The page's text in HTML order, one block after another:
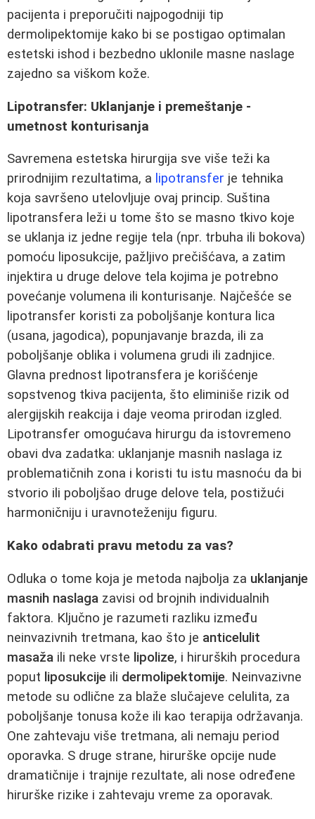
pacijenta i preporučiti najpogodniji tip
dermolipektomije kako bi se postigao optimalan
estetski ishod i bezbedno uklonile masne naslage
zajedno sa viškom kože.
Lipotransfer: Uklanjanje i premeštanje -
umetnost konturisanja
Savremena estetska hirurgija sve više teži ka
prirodnijim rezultatima, a lipotransfer je tehnika
koja savršeno utelovljuje ovaj princip. Suština
lipotransfera leži u tome što se masno tkivo koje
se uklanja iz jedne regije tela (npr. trbuha ili bokova)
pomoću liposukcije, pažljivo prečišćava, a zatim
injektira u druge delove tela kojima je potrebno
povećanje volumena ili konturisanje. Najčešće se
lipotransfer koristi za poboljšanje kontura lica
(usana, jagodica), popunjavanje brazda, ili za
poboljšanje oblika i volumena grudi ili zadnjice.
Glavna prednost lipotransfera je korišćenje
sopstvenog tkiva pacijenta, što eliminiše rizik od
alergijskih reakcija i daje veoma prirodan izgled.
Lipotransfer omogućava hirurgu da istovremeno
obavi dva zadatka: uklanjanje masnih naslaga iz
problematičnih zona i koristi tu istu masnoću da bi
stvorio ili poboljšao druge delove tela, postižući
harmoničniju i uravnoteženiju figuru.
Kako odabrati pravu metodu za vas?
Odluka o tome koja je metoda najbolja za uklanjanje
masnih naslaga zavisi od brojnih individualnih
faktora. Ključno je razumeti razliku između
neinvazivnih tretmana, kao što je anticelulit
masaža ili neke vrste lipolize, i hirurških procedura
poput liposukcije ili dermolipektomije. Neinvazivne
metode su odlične za blaže slučajeve celulita, za
poboljšanje tonusa kože ili kao terapija održavanja.
One zahtevaju više tretmana, ali nemaju period
oporavka. S druge strane, hirurške opcije nude
dramatičnije i trajnije rezultate, ali nose određene
hirurške rizike i zahtevaju vreme za oporavak.